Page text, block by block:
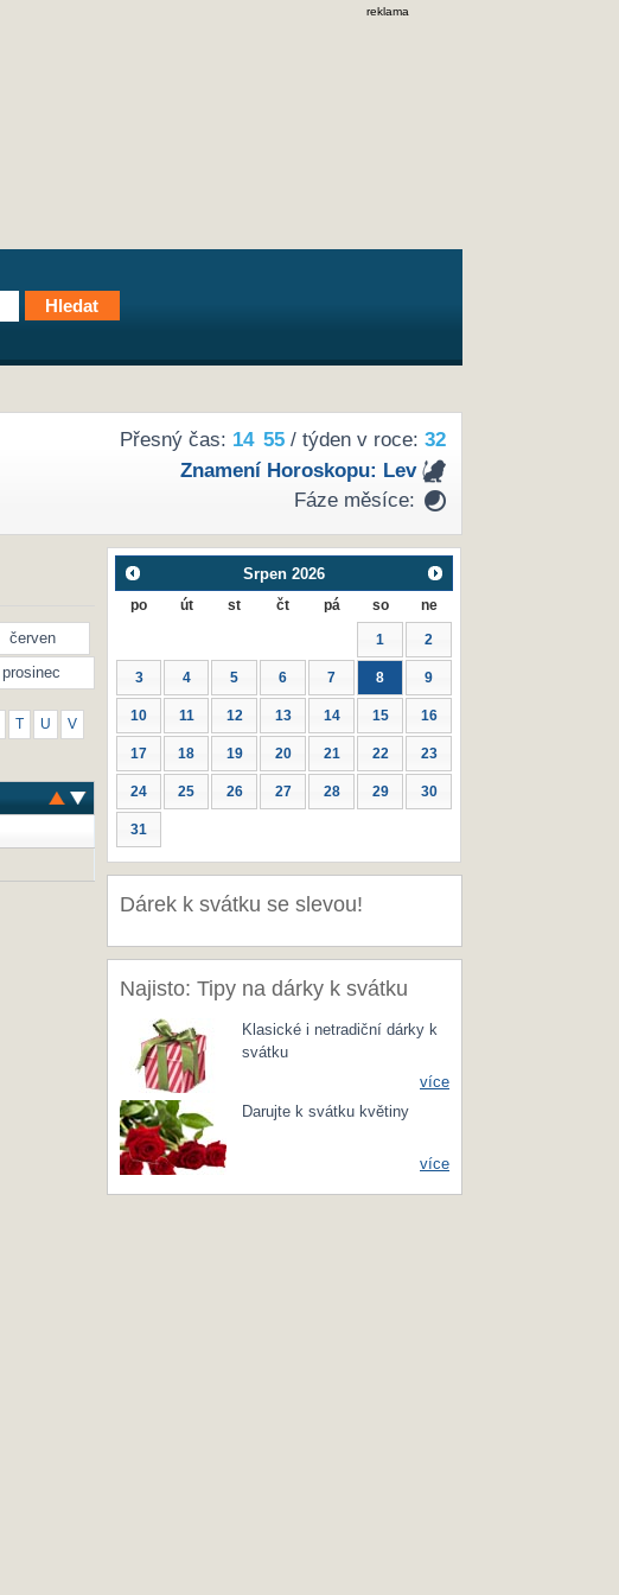
reklama
Přesný čas: 14 55/ týden v roce: 32
Znamení Horoskopu: Lev
Fáze měsíce:
červen
prosinec
T U V
Srpen 2026
po út st čt pá so ne
1 2
3 4 5 6 7 8 9
10 11 12 13 14 15 16
17 18 19 20 21 22 23
24 25 26 27 28 29 30
31
Dárek k svátku se slevou!
Najisto: Tipy na dárky k svátku
Klasické i netradiční dárky k
svátku
více
Darujte k svátku květiny
více